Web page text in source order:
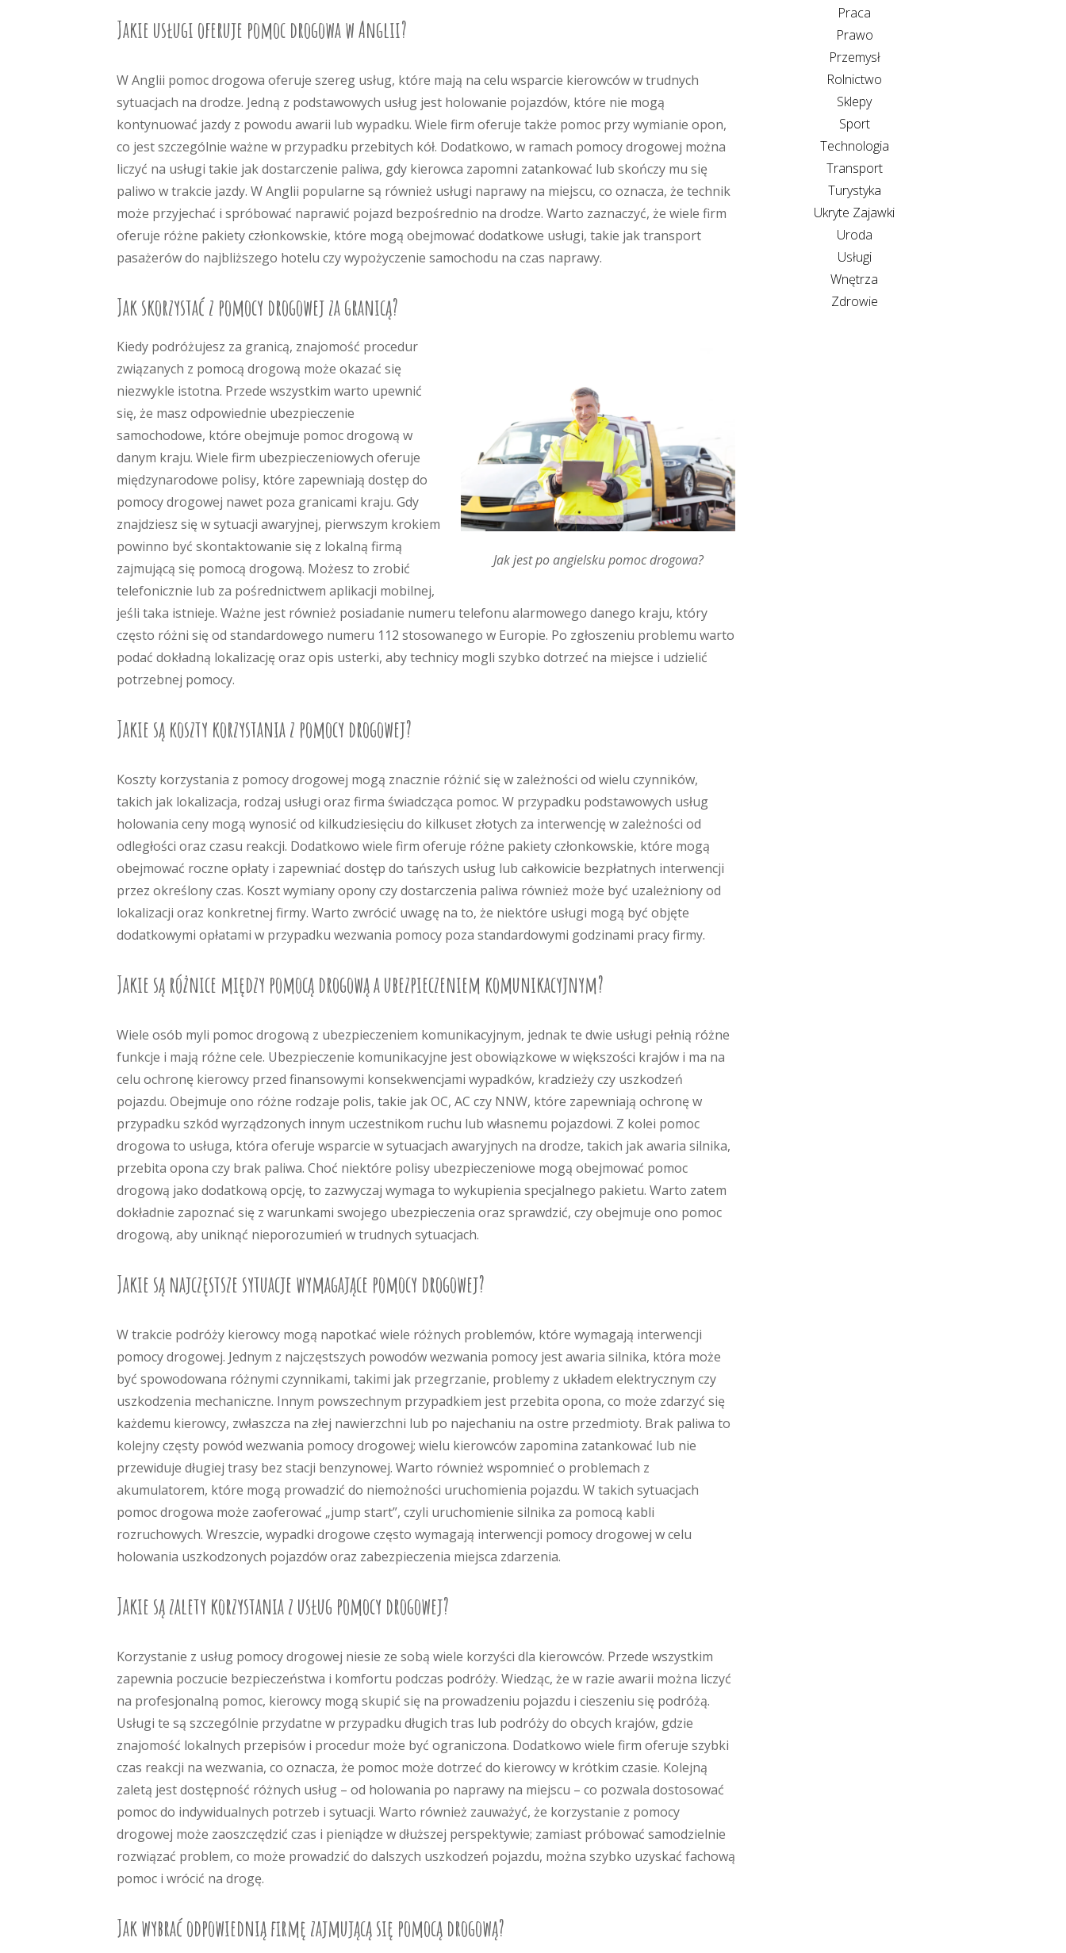
Jakie usługi oferuje pomoc drogowa w Anglii?
W Anglii pomoc drogowa oferuje szereg usług, które mają na celu wsparcie kierowców w trudnych
sytuacjach na drodze. Jedną z podstawowych usług jest holowanie pojazdów, które nie mogą
kontynuować jazdy z powodu awarii lub wypadku. Wiele firm oferuje także pomoc przy wymianie opon,
co jest szczególnie ważne w przypadku przebitych kół. Dodatkowo, w ramach pomocy drogowej można
liczyć na usługi takie jak dostarczenie paliwa, gdy kierowca zapomni zatankować lub skończy mu się
paliwo w trakcie jazdy. W Anglii popularne są również usługi naprawy na miejscu, co oznacza, że technik
może przyjechać i spróbować naprawić pojazd bezpośrednio na drodze. Warto zaznaczyć, że wiele firm
oferuje różne pakiety członkowskie, które mogą obejmować dodatkowe usługi, takie jak transport
pasażerów do najbliższego hotelu czy wypożyczenie samochodu na czas naprawy.
Jak skorzystać z pomocy drogowej za granicą?
Jak jest po angielsku pomoc drogowa?
Kiedy podróżujesz za granicą, znajomość procedur
związanych z pomocą drogową może okazać się
niezwykle istotna. Przede wszystkim warto upewnić
się, że masz odpowiednie ubezpieczenie
samochodowe, które obejmuje pomoc drogową w
danym kraju. Wiele firm ubezpieczeniowych oferuje
międzynarodowe polisy, które zapewniają dostęp do
pomocy drogowej nawet poza granicami kraju. Gdy
znajdziesz się w sytuacji awaryjnej, pierwszym krokiem
powinno być skontaktowanie się z lokalną firmą
zajmującą się pomocą drogową. Możesz to zrobić
telefonicznie lub za pośrednictwem aplikacji mobilnej,
jeśli taka istnieje. Ważne jest również posiadanie numeru telefonu alarmowego danego kraju, który
często różni się od standardowego numeru 112 stosowanego w Europie. Po zgłoszeniu problemu warto
podać dokładną lokalizację oraz opis usterki, aby technicy mogli szybko dotrzeć na miejsce i udzielić
potrzebnej pomocy.
Jakie są koszty korzystania z pomocy drogowej?
Koszty korzystania z pomocy drogowej mogą znacznie różnić się w zależności od wielu czynników,
takich jak lokalizacja, rodzaj usługi oraz firma świadcząca pomoc. W przypadku podstawowych usług
holowania ceny mogą wynosić od kilkudziesięciu do kilkuset złotych za interwencję w zależności od
odległości oraz czasu reakcji. Dodatkowo wiele firm oferuje różne pakiety członkowskie, które mogą
obejmować roczne opłaty i zapewniać dostęp do tańszych usług lub całkowicie bezpłatnych interwencji
przez określony czas. Koszt wymiany opony czy dostarczenia paliwa również może być uzależniony od
lokalizacji oraz konkretnej firmy. Warto zwrócić uwagę na to, że niektóre usługi mogą być objęte
dodatkowymi opłatami w przypadku wezwania pomocy poza standardowymi godzinami pracy firmy.
Jakie są różnice między pomocą drogową a ubezpieczeniem komunikacyjnym?
Wiele osób myli pomoc drogową z ubezpieczeniem komunikacyjnym, jednak te dwie usługi pełnią różne
funkcje i mają różne cele. Ubezpieczenie komunikacyjne jest obowiązkowe w większości krajów i ma na
celu ochronę kierowcy przed finansowymi konsekwencjami wypadków, kradzieży czy uszkodzeń
pojazdu. Obejmuje ono różne rodzaje polis, takie jak OC, AC czy NNW, które zapewniają ochronę w
przypadku szkód wyrządzonych innym uczestnikom ruchu lub własnemu pojazdowi. Z kolei pomoc
drogowa to usługa, która oferuje wsparcie w sytuacjach awaryjnych na drodze, takich jak awaria silnika,
przebita opona czy brak paliwa. Choć niektóre polisy ubezpieczeniowe mogą obejmować pomoc
drogową jako dodatkową opcję, to zazwyczaj wymaga to wykupienia specjalnego pakietu. Warto zatem
dokładnie zapoznać się z warunkami swojego ubezpieczenia oraz sprawdzić, czy obejmuje ono pomoc
drogową, aby uniknąć nieporozumień w trudnych sytuacjach.
Jakie są najczęstsze sytuacje wymagające pomocy drogowej?
W trakcie podróży kierowcy mogą napotkać wiele różnych problemów, które wymagają interwencji
pomocy drogowej. Jednym z najczęstszych powodów wezwania pomocy jest awaria silnika, która może
być spowodowana różnymi czynnikami, takimi jak przegrzanie, problemy z układem elektrycznym czy
uszkodzenia mechaniczne. Innym powszechnym przypadkiem jest przebita opona, co może zdarzyć się
każdemu kierowcy, zwłaszcza na złej nawierzchni lub po najechaniu na ostre przedmioty. Brak paliwa to
kolejny częsty powód wezwania pomocy drogowej; wielu kierowców zapomina zatankować lub nie
przewiduje długiej trasy bez stacji benzynowej. Warto również wspomnieć o problemach z
akumulatorem, które mogą prowadzić do niemożności uruchomienia pojazdu. W takich sytuacjach
pomoc drogowa może zaoferować „jump start”, czyli uruchomienie silnika za pomocą kabli
rozruchowych. Wreszcie, wypadki drogowe często wymagają interwencji pomocy drogowej w celu
holowania uszkodzonych pojazdów oraz zabezpieczenia miejsca zdarzenia.
Jakie są zalety korzystania z usług pomocy drogowej?
Korzystanie z usług pomocy drogowej niesie ze sobą wiele korzyści dla kierowców. Przede wszystkim
zapewnia poczucie bezpieczeństwa i komfortu podczas podróży. Wiedząc, że w razie awarii można liczyć
na profesjonalną pomoc, kierowcy mogą skupić się na prowadzeniu pojazdu i cieszeniu się podróżą.
Usługi te są szczególnie przydatne w przypadku długich tras lub podróży do obcych krajów, gdzie
znajomość lokalnych przepisów i procedur może być ograniczona. Dodatkowo wiele firm oferuje szybki
czas reakcji na wezwania, co oznacza, że pomoc może dotrzeć do kierowcy w krótkim czasie. Kolejną
zaletą jest dostępność różnych usług – od holowania po naprawy na miejscu – co pozwala dostosować
pomoc do indywidualnych potrzeb i sytuacji. Warto również zauważyć, że korzystanie z pomocy
drogowej może zaoszczędzić czas i pieniądze w dłuższej perspektywie; zamiast próbować samodzielnie
rozwiązać problem, co może prowadzić do dalszych uszkodzeń pojazdu, można szybko uzyskać fachową
pomoc i wrócić na drogę.
Jak wybrać odpowiednią firmę zajmującą się pomocą drogową?
Praca
Prawo
Przemysł
Rolnictwo
Sklepy
Sport
Technologia
Transport
Turystyka
Ukryte Zajawki
Uroda
Usługi
Wnętrza
Zdrowie